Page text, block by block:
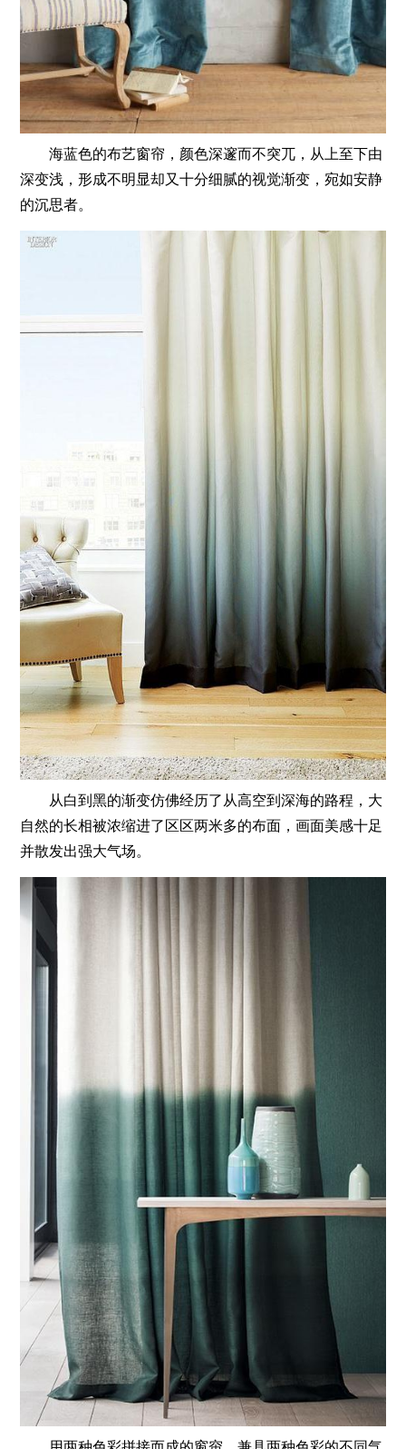
海蓝色的布艺窗帘，颜色深邃而不突兀，从上至下由
深变浅，形成不明显却又十分细腻的视觉渐变，宛如安静
的沉思者。
从白到黑的渐变仿佛经历了从高空到深海的路程，大
自然的长相被浓缩进了区区两米多的布面，画面美感十足
并散发出强大气场。